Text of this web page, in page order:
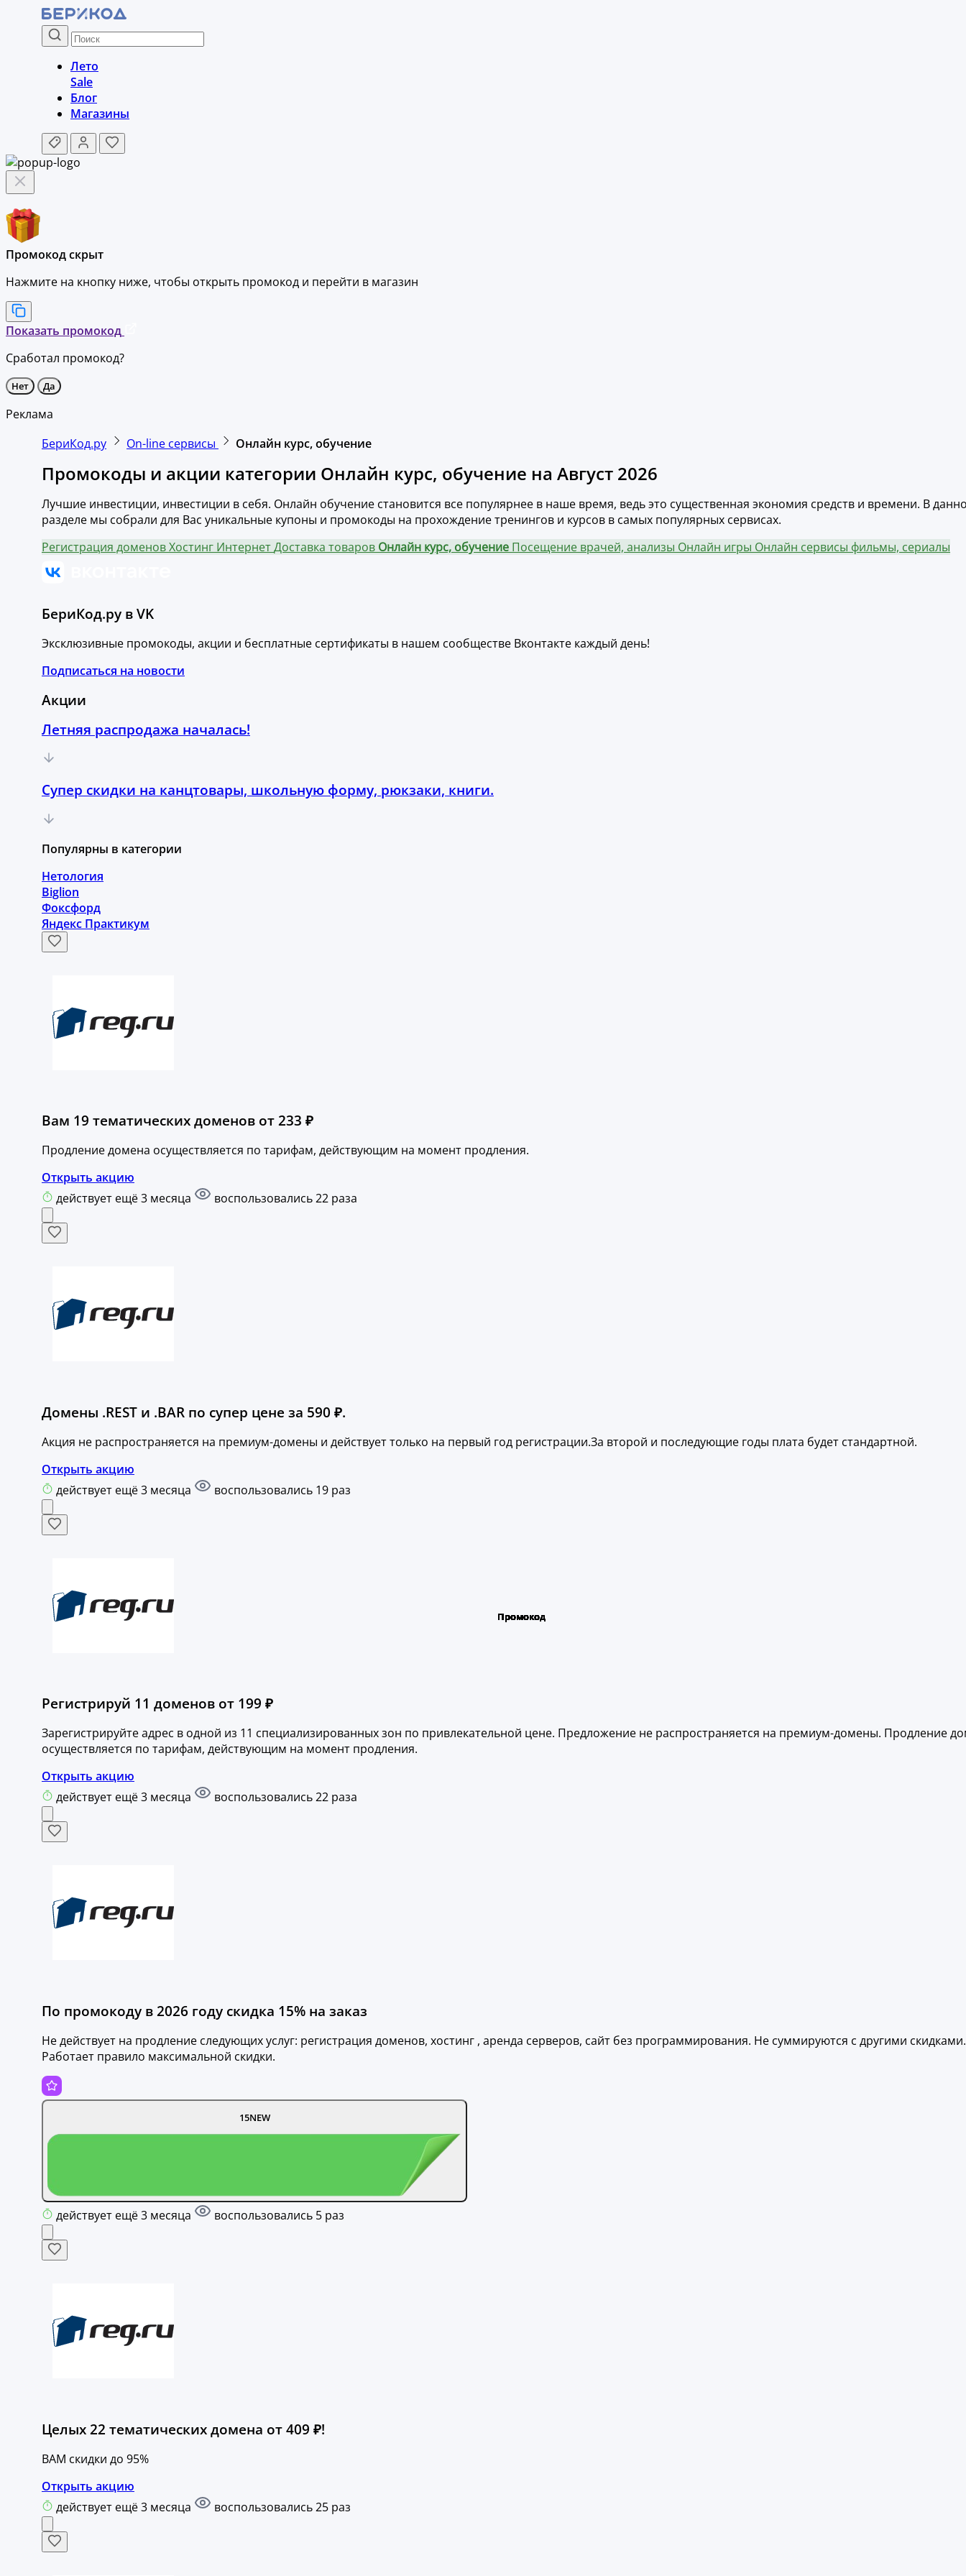
Лето
Sale
Блог
Магазины
Промокод скрыт
Нажмите на кнопку ниже, чтобы открыть промокод и перейти в магазин
Показать промокод
Сработал промокод?
Нет Да
Реклама
БериКод.ру
On-line сервисы Онлайн курс, обучение
Промокоды и акции категории Онлайн курс, обучение на Август 2026
Лучшие инвестиции, инвестиции в себя. Онлайн обучение становится все популярнее в наше время, ведь это существенная экономия средств и времени. В
разделе мы собрали для Вас уникальные купоны и промокоды на прохождение тренингов и курсов в самых популярных сервисах.
Регистрация доменовХостинг ИнтернетДоставка товаров Онлайн курс, обучение Посещение врачей, анализы Онлайн игры Онлайн сервисы фильмы, сериалы
БериКод.ру в VK
Эксклюзивные промокоды, акции и бесплатные сертификаты в нашем сообществе Вконтакте каждый день!
Подписаться на новости
Акции
Летняя распродажа началась!
Супер скидки на канцтовары, школьную форму, рюкзаки, книги.
Популярны в категории
Нетология
Biglion
Фоксфорд
Яндекс Практикум
Вам 19 тематических доменов от 233 ₽
Продление домена осуществляется по тарифам, действующим на момент продления.
Открыть акцию
действует ещё 3 месяца
воспользовались 22 раза
Домены .REST и .BAR по супер цене за 590 ₽.
Акция не распространяется на премиум-домены и действует только на первый год регистрации.За второй и последующие годы плата будет стандартной.
Открыть акцию
действует ещё 3 месяца
воспользовались 19 раз
Регистрируй 11 доменов от 199 ₽
Зарегистрируйте адрес в одной из 11 специализированных зон по привлекательной цене. Предложение не распространяется на премиум-домены. Продление
осуществляется по тарифам, действующим на момент продления.
Открыть акцию
действует ещё 3 месяца
воспользовались 22 раза
По промокоду в 2026 году скидка 15% на заказ
Не действует на продление следующих услуг: регистрация доменов, хостинг , аренда серверов, сайт без программирования. Не суммируются с другими скидками.
Работает правило максимальной скидки.
15NEW
действует ещё 3 месяца воспользовались 5 раз
Целых 22 тематических домена от 409 ₽!
ВАМ скидки до 95%
Открыть акцию
действует ещё 3 месяца
воспользовались 25 раз